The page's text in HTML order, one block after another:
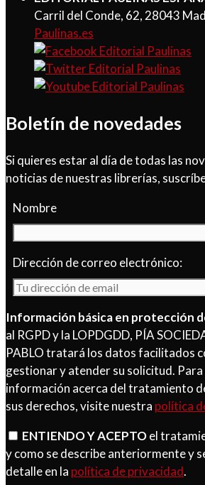
Carril del Conde, 62, 28043
Paulinas.es
Boletín de novedades
Si quieres estar al día de todas las
noticias de nuestras librerías,
Nombre
Dirección de correo electrónico:
Información básica en protección
al RGPD y la LOPDGDD, PÍA
PABLO tratará los datos facilitados
gestionar y atender su solicitud.
información acerca del tratamiento
sus derechos, visite nuestra política
ENTIENDO Y ACEPTOel
y como se describe anteriormente y
detalle en la política de privacidad.